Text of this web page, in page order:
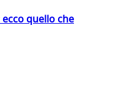
quello che